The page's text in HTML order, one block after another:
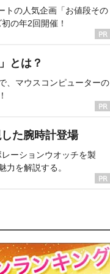
トの人気企画「お値段その
の年2回開催！
とは？
、マウスコンピューターの
た腕時計登場
ーションウオッチを製
力を解説する。